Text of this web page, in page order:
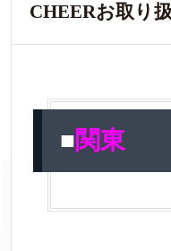
CHEERお取り
■関東